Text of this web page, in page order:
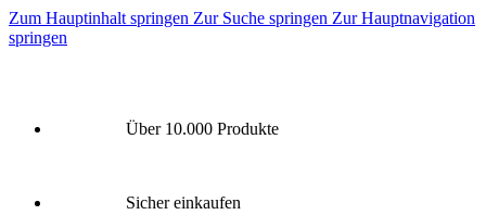
Zum Hauptinhalt springen Zur Suche springen Zur Hauptnavigation
springen
Über 10.000 Produkte
Sicher einkaufen